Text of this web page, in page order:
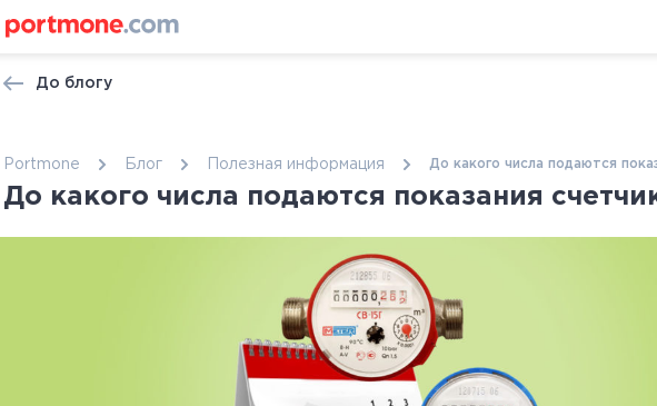
До блогу
Portmone Блог Полезная информация До какого числа подаются
До какого числа подаются показания